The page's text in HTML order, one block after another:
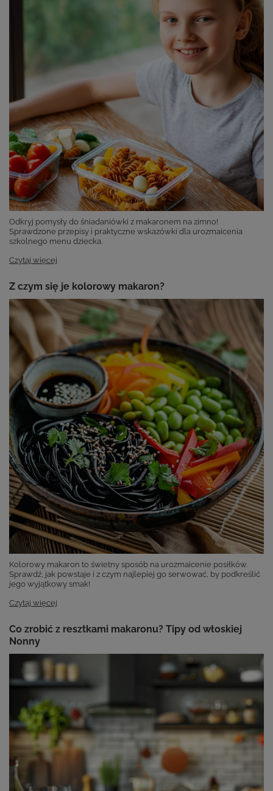
Odkryj pomysły do śniadaniówki z makaronem na zimno!
Sprawdzone przepisy i praktyczne wskazówki dla urozmaicenia
szkolnego menu dziecka.
Czytaj więcej
Z czym się je kolorowy makaron?
Kolorowy makaron to świetny sposób na urozmaicenie posiłków.
Sprawdź, jak powstaje i z czym najlepiej go serwować, by podkreślić
jego wyjątkowy smak!
Czytaj więcej
Co zrobić z resztkami makaronu? Tipy od włoskiej
Nonny